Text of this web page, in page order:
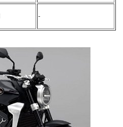
-